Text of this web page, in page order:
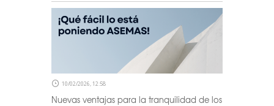
10/02/2026, 12:58
Nuevas ventajas para la tranquilidad de los